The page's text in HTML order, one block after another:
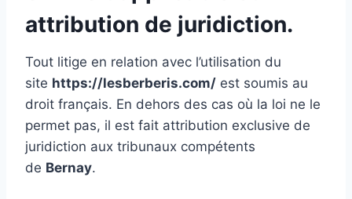
attribution de juridiction.
Tout litige en relation avec l’utilisation du
site https://lesberberis.com/ est soumis au
droit français. En dehors des cas où la loi ne le
permet pas, il est fait attribution exclusive de
juridiction aux tribunaux compétents
de Bernay.